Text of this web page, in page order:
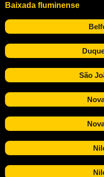
Baixada fluminense
São